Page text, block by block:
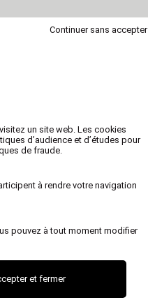
Continuer sans accepter
un site web. Les cookies
d’audience et d’études pour
de fraude.
à rendre votre navigation
pouvez à tout moment modifier
et fermer